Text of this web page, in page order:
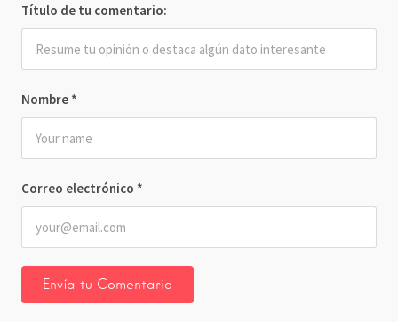
Nombre *
Correo electrónico *
Título de tu comentario: